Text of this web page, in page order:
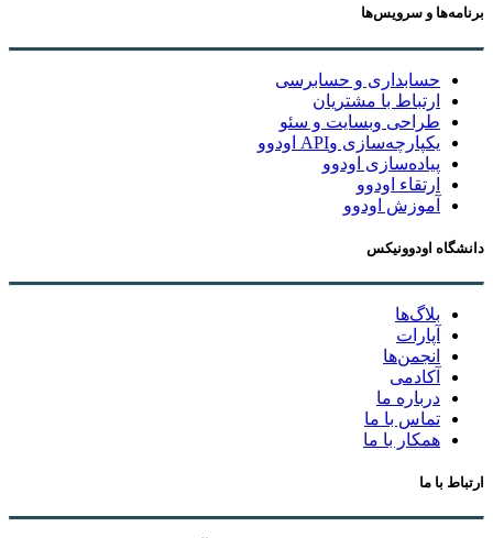
برنامه‌ها و سرویس‌ها
حسابداری و حسابرسی
ارتباط با مشتریان
طراحی وبسایت و سئو
یکپارچه‌سازی وAPI اودوو
پیاده‌سازی اودوو
ارتقاء اودوو
آموزش اودوو
دانشگاه اودوونیکس
بلاگ‌ها
آپارات
انجمن‌ها
آکادمی
درباره ما
تماس با ما
همکار با ما
ارتباط با ما